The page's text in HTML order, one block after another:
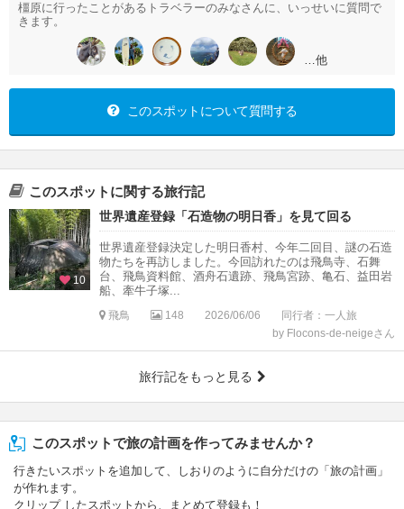
橿原に行ったことがあるトラベラーのみなさんに、いっせいに質問で
きます。
…他
このスポットについて質問する
このスポットに関する旅行記
10
世界遺産登録「石造物の明日香」を見て回る
世界遺産登録決定した明日香村、今年二回目、謎の石造
物たちを再訪しました。今回訪れたのは飛鳥寺、石舞
台、飛鳥資料館、酒舟石遺跡、飛鳥宮跡、亀石、益田岩
船、牽牛子塚...
飛鳥 148 2026/06/06
同行者：一人旅
by Flocons-de-neigeさん
旅行記をもっと見る
このスポットで旅の計画を作ってみませんか？
行きたいスポットを追加して、しおりのように自分だけの「旅の計画」
が作れます。
クリップ したスポットから、まとめて登録も！